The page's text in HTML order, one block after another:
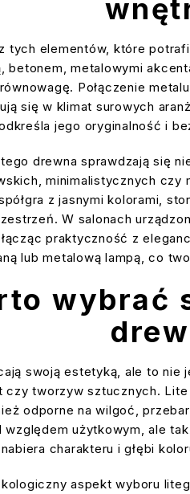
tych elementów, które
metalowymi
Połączenie
się w klimat surowych
jego oryginalność i
drewna sprawdzają się
minimalistycznych
z jasnymi kolorami,
W salonach
praktyczność z
lub metalową lampą, co
wybrać
swoją estetyką, ale to nie
czy tworzyw sztucznych.
odporne na wilgoć,
użytkowym, ale
charakteru i głębi
aspekt wyboru